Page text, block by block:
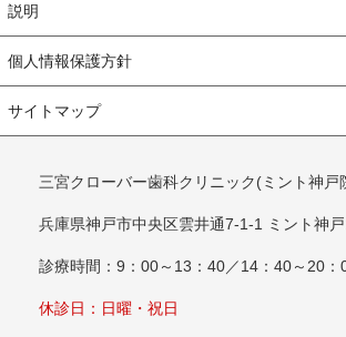
説明
個人情報保護方針
サイトマップ
三宮クローバー歯科クリニック(ミント神戸
兵庫県神戸市中央区雲井通7-1-1 ミント神
診療時間：9：00～13：40／14：40～20：
休診日：日曜・祝日